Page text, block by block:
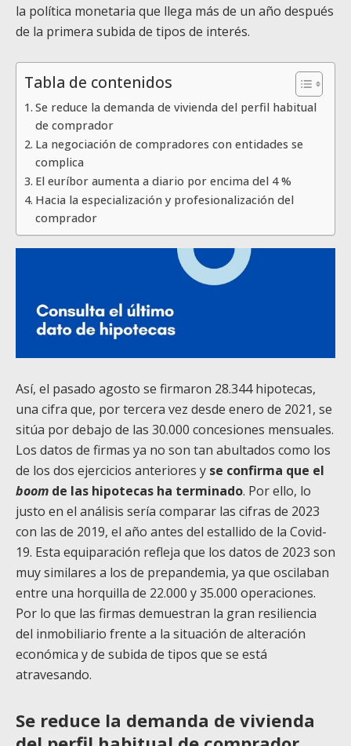
la política monetaria que llega más de un año después
de la primera subida de tipos de interés.
Tabla de contenidos
Se reduce la demanda de vivienda del perfil habitual
de comprador
La negociación de compradores con entidades se
complica
El euríbor aumenta a diario por encima del 4 %
Hacia la especialización y profesionalización del
comprador
Así, el pasado agosto se firmaron 28.344 hipotecas,
una cifra que, por tercera vez desde enero de 2021, se
sitúa por debajo de las 30.000 concesiones mensuales.
Los datos de firmas ya no son tan abultados como los
de los dos ejercicios anteriores y se confirma que el
boom de las hipotecas ha terminado. Por ello, lo
justo en el análisis sería comparar las cifras de 2023
con las de 2019, el año antes del estallido de la Covid-
19. Esta equiparación refleja que los datos de 2023 son
muy similares a los de prepandemia, ya que oscilaban
entre una horquilla de 22.000 y 35.000 operaciones.
Por lo que las firmas demuestran la gran resiliencia
del inmobiliario frente a la situación de alteración
económica y de subida de tipos que se está
atravesando.
Se reduce la demanda de vivienda